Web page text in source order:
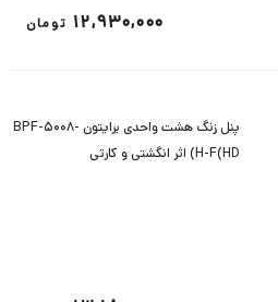
12,930,000 تومان
پنل زنگ هشت واحدی برایتون BPF-5008-
H-F(HD) اثر انگشتی و کارتی